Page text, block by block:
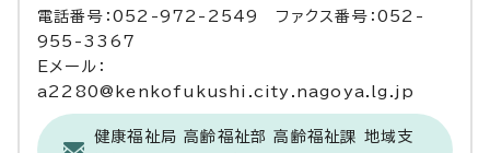
電話番号：052-972-2549 ファクス番号：052-
955-3367
Eメール：
a2280@kenkofukushi.city.nagoya.lg.jp
健康福祉局 高齢福祉部 高齢福祉課 地域支